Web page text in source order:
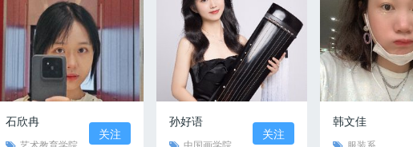
石欣冉
关注
孙好语
关注
韩文佳